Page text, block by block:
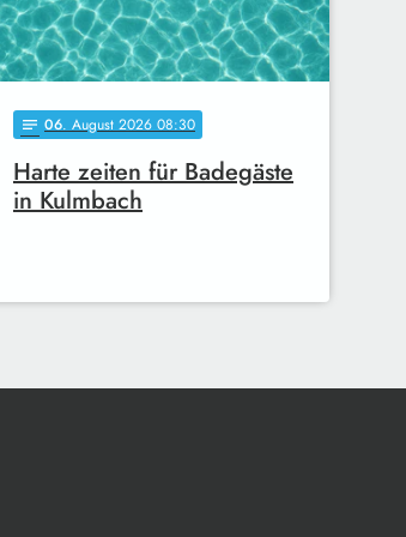
notes 06. August 2026 08:30
Harte zeiten für Badegäste
in Kulmbach